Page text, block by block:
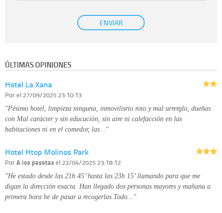
únicamente trataremos sus datos con su consentimiento
previo, que podrá facilitarnos mediante la casilla correspondiente
Derechos:tiene derecho a saber qué información tenemos sobre usted,
disponible en nuestra página web.
Información complementaria:
ENVIAR
ÚLTIMAS OPINIONES
Hotel La Xana
Porel 27/09/2025 23:10:13
"Pésimo hotel, limpieza ninguna, inmovilisrio roto y mal arrerglo, dueñas
con Mal carácter y sin educación, sin aire ni calefacción en las
habitaciones ni en el comedor, las…"
Hotel Htop Molinos Park
PorA los pasotasel 22/04/2025 23:18:12
"He estado desde las 21h 45’ hasta las 23h 15’ llamando para que me
digan la dirección exacta. Han llegado dos personas mayores y mañana a
primera hora he de pasar a recogerlas.Todo…"